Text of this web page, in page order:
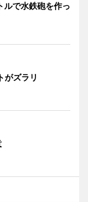
ルで水鉄砲を作っ
がズラリ